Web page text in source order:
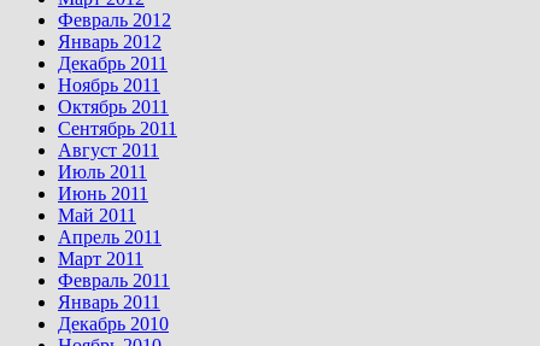
Февраль 2012
Январь 2012
Декабрь 2011
Ноябрь 2011
Октябрь 2011
Сентябрь 2011
Август 2011
Июль 2011
Июнь 2011
Май 2011
Апрель 2011
Март 2011
Февраль 2011
Январь 2011
Декабрь 2010